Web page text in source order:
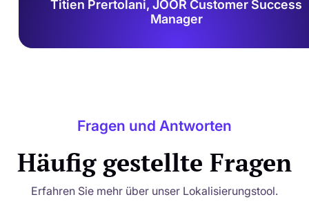
Titien Prertolani, JOOR Customer Success
Manager
Fragen und Antworten
Häufig gestellte Fragen
Erfahren Sie mehr über unser Lokalisierungstool.